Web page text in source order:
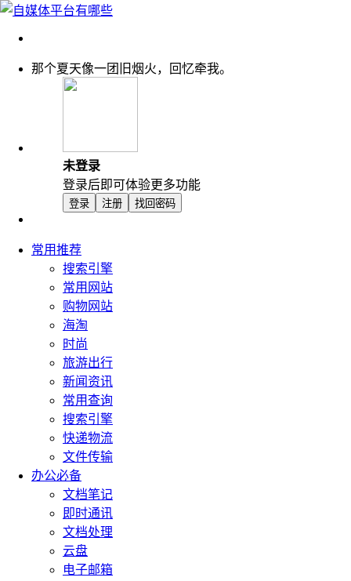
那个夏天像一团旧烟火，回忆牵我。
未登录
登录后即可体验更多功能
登录 注册 找回密码
常用推荐
搜索引擎
常用网站
购物网站
海淘
时尚
旅游出行
新闻资讯
常用查询
搜索引擎
快递物流
文件传输
办公必备
文档笔记
即时通讯
文档处理
云盘
电子邮箱